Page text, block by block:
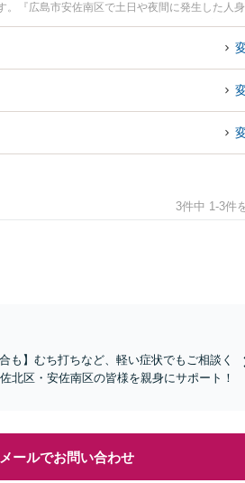
『広島市安佐南区で土日や夜間に発生した人
無料で人身事故を法律相談できる広島市安佐南
3件中 1-3件
も】むち打ちなど、軽い症状でもご相談く
北区・安佐南区の皆様を親身にサポート！
メールでお問い合わせ